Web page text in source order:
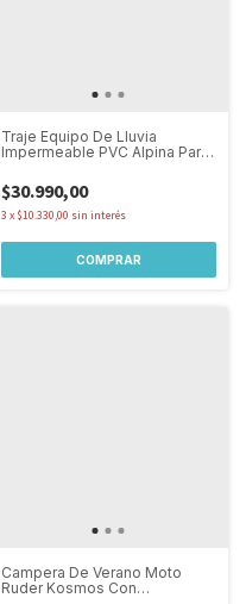
Traje Equipo De Lluvia
Impermeable PVC Alpina Para
$30.990,00
3 x $10.330,00 sin interés
COMPRAR
Campera De Verano Moto
Ruder Kosmos Con